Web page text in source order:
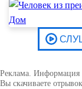
Реклама. Информация
Вы скачиваете